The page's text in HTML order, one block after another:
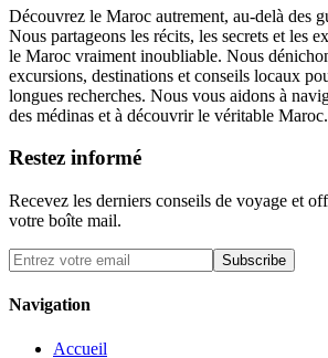
Découvrez le Maroc autrement, au-delà des
Nous partageons les récits, les secrets et les
le Maroc vraiment inoubliable. Nous
excursions, destinations et conseils locaux
longues recherches. Nous vous aidons à
des médinas et à découvrir le véritable Maroc.
Restez informé
Recevez les derniers conseils de voyage et
votre boîte mail.
Subscribe
Navigation
Accueil